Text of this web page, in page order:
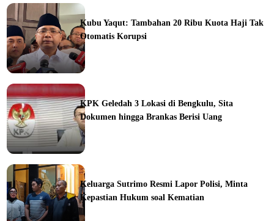
Kubu Yaqut: Tambahan 20 Ribu Kuota Haji Tak
Otomatis Korupsi
KPK Geledah 3 Lokasi di Bengkulu, Sita
Dokumen hingga Brankas Berisi Uang
Keluarga Sutrimo Resmi Lapor Polisi, Minta
Kepastian Hukum soal Kematian